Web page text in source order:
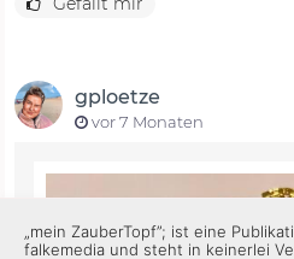
gploetze
vor 7 Monaten
„mein ZauberTopf”; ist eine
falkemedia und steht in keinerlei